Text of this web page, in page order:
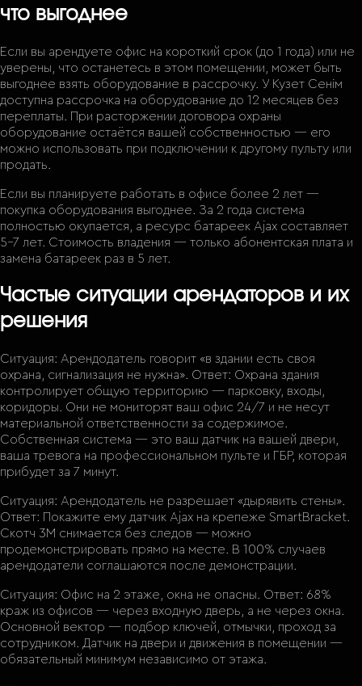
что выгоднее
Если вы арендуете офис на короткий срок (до 1 года) или не
уверены, что останетесь в этом помещении, может быть
выгоднее взять оборудование в рассрочку. У Кузет Сенiм
доступна рассрочка на оборудование до 12 месяцев без
переплаты. При расторжении договора охраны
оборудование остаётся вашей собственностью — его
можно использовать при подключении к другому пульту или
продать.
Если вы планируете работать в офисе более 2 лет —
покупка оборудования выгоднее. За 2 года система
полностью окупается, а ресурс батареек Ajax составляет
5–7 лет. Стоимость владения — только абонентская плата и
замена батареек раз в 5 лет.
Частые ситуации арендаторов и их
решения
Ситуация: Арендодатель говорит «в здании есть своя
охрана, сигнализация не нужна». Ответ: Охрана здания
контролирует общую территорию — парковку, входы,
коридоры. Они не мониторят ваш офис 24/7 и не несут
материальной ответственности за содержимое.
Собственная система — это ваш датчик на вашей двери,
ваша тревога на профессиональном пульте и ГБР, которая
прибудет за 7 минут.
Ситуация: Арендодатель не разрешает «дырявить стены».
Ответ: Покажите ему датчик Ajax на крепеже SmartBracket.
Скотч 3M снимается без следов — можно
продемонстрировать прямо на месте. В 100% случаев
арендодатели соглашаются после демонстрации.
Ситуация: Офис на 2 этаже, окна не опасны. Ответ: 68%
краж из офисов — через входную дверь, а не через окна.
Основной вектор — подбор ключей, отмычки, проход за
сотрудником. Датчик на двери и движения в помещении —
обязательный минимум независимо от этажа.